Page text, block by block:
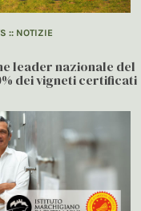
:: NOTIZIE
leader nazionale del
dei vigneti certificati